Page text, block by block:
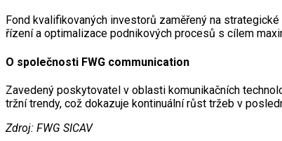
Fond kvalifikovaných investorů zaměřený na
řízení a optimalizace podnikových procesů s cílem
O společnosti FWG communication
Zavedený poskytovatel v oblasti komunikačních
tržní trendy, což dokazuje kontinuální růst tržeb v
Zdroj: FWG SICAV